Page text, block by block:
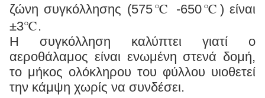
ζώνη συγκόλλησης (575℃ -650℃) είναι
±3℃.
Η συγκόλληση καλύπτει γιατί ο
αεροθάλαμος είναι ενωμένη στενά δομή,
το μήκος ολόκληρου του φύλλου υιοθετεί
την κάμψη χωρίς να συνδέσει.